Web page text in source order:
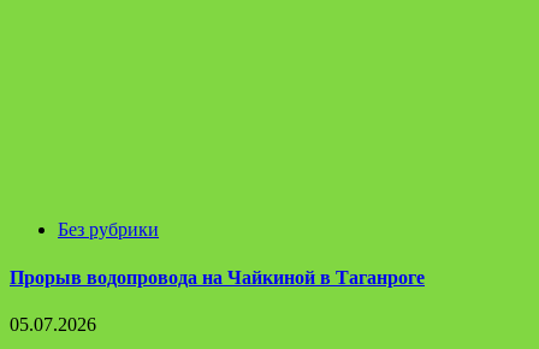
Без рубрики
Прорыв водопровода на Чайкиной в Таганроге
05.07.2026